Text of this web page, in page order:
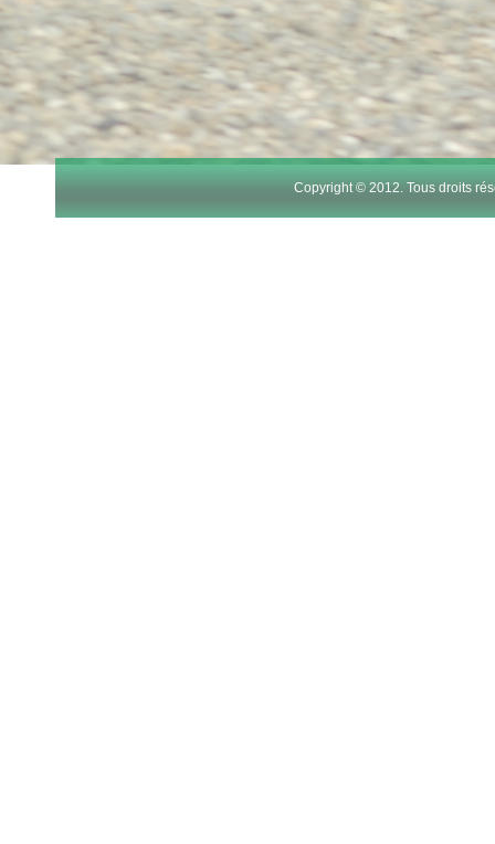
15
17
Copyright © 2012. Tous droits